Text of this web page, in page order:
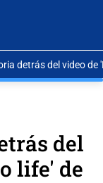
detrás del video de
del
life' de